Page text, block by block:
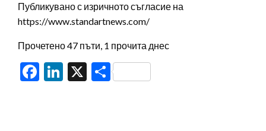
Публикувано с изричното съгласие на
https://www.standartnews.com/
Прочетено 47 пъти, 1 прочита днес
Facebook
LinkedIn
X Share